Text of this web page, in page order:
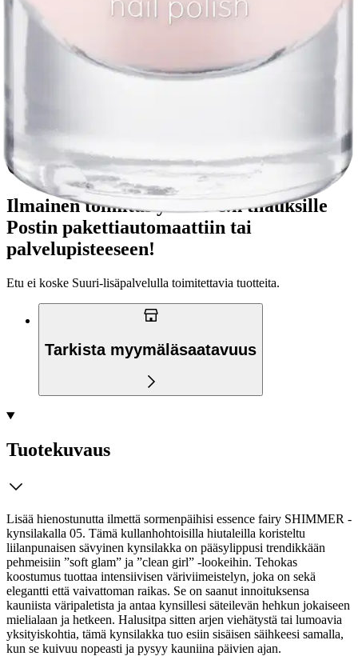
05 Loppu varastosta
Valittu koko:
Loppu varastosta
Valitse toimitustapa
Ilmainen toimitus yli 100 €:n tilauksille
Postin pakettiautomaattiin tai
palvelupisteeseen!
Etu ei koske Suuri‑lisäpalvelulla toimitettavia tuotteita.
Tarkista myymäläsaatavuus
Tuotekuvaus
Lisää hienostunutta ilmettä sormenpäihisi essence fairy SHIMMER -
kynsilakalla 05. Tämä kullanhohtoisilla hiutaleilla koristeltu
liilanpunaisen sävyinen kynsilakka on pääsylippusi trendikkään
pehmeisiin ”soft glam” ja ”clean girl” -lookeihin. Tehokas
koostumus tuottaa intensiivisen väriviimeistelyn, joka on sekä
elegantti että vaivattoman raikas. Se on saanut innoituksensa
kauniista väripaletista ja antaa kynsillesi säteilevän hehkun jokaiseen
mielialaan ja hetkeen. Halusitpa sitten arjen viehätystä tai lumoavia
yksityiskohtia, tämä kynsilakka tuo esiin sisäisen säihkeesi samalla,
kun se kuivuu nopeasti ja pysyy kauniina päivien ajan.